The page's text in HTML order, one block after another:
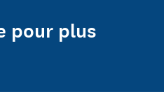
pour plus